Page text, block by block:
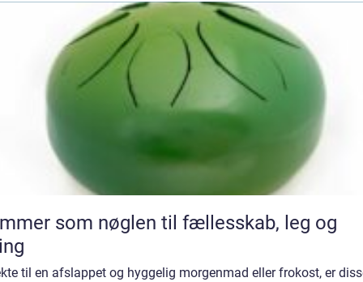
som nøglen til fællesskab, leg og
til en afslappet og hyggelig morgenmad eller frokost, er